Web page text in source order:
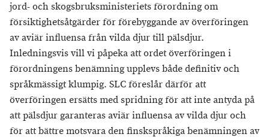
jord- och skogsbruksministeriets förordning om
försiktighetsåtgärder för förebyggande av överföringen
av aviär influensa från vilda djur till pälsdjur.
Inledningsvis vill vi påpeka att ordet överföringen i
förordningens benämning upplevs både definitiv och
språkmässigt klumpig. SLC föreslår därför att
överföringen ersätts med spridning för att inte antyda på
att pälsdjur garanteras aviär influensa av vilda djur och
för att bättre motsvara den finskspråkiga benämningen av